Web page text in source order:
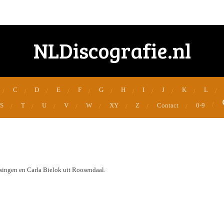
NLDiscografie.nl
C D E F G H I J K L
S T U V W XY Z Contact 0-9
en Carla Bielok uit Roosendaal.